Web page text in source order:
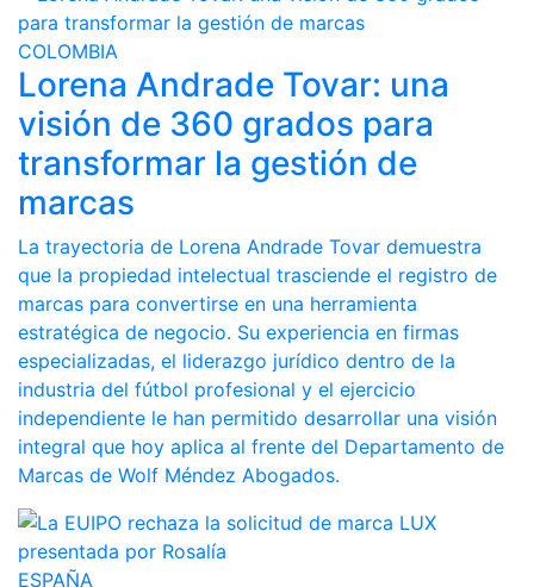
COLOMBIA
Lorena Andrade Tovar: una
visión de 360 grados para
transformar la gestión de
marcas
La trayectoria de Lorena Andrade Tovar demuestra
que la propiedad intelectual trasciende el registro de
marcas para convertirse en una herramienta
estratégica de negocio. Su experiencia en firmas
especializadas, el liderazgo jurídico dentro de la
industria del fútbol profesional y el ejercicio
independiente le han permitido desarrollar una visión
integral que hoy aplica al frente del Departamento de
Marcas de Wolf Méndez Abogados.
ESPAÑA